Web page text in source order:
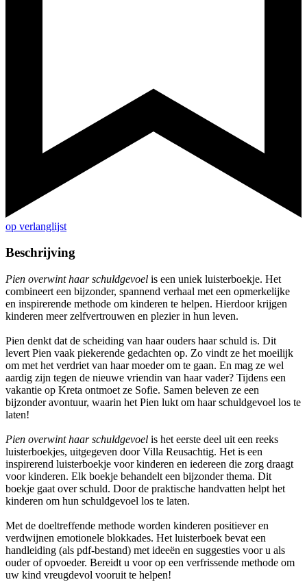
op verlanglijst
Beschrijving
Pien overwint haar schuldgevoel is een uniek luisterboekje. Het
combineert een bijzonder, spannend verhaal met een opmerkelijke
en inspirerende methode om kinderen te helpen. Hierdoor krijgen
kinderen meer zelfvertrouwen en plezier in hun leven.
Pien denkt dat de scheiding van haar ouders haar schuld is. Dit
levert Pien vaak piekerende gedachten op. Zo vindt ze het moeilijk
om met het verdriet van haar moeder om te gaan. En mag ze wel
aardig zijn tegen de nieuwe vriendin van haar vader? Tijdens een
vakantie op Kreta ontmoet ze Sofie. Samen beleven ze een
bijzonder avontuur, waarin het Pien lukt om haar schuldgevoel los te
laten!
Pien overwint haar schuldgevoel is het eerste deel uit een reeks
luisterboekjes, uitgegeven door Villa Reusachtig. Het is een
inspirerend luisterboekje voor kinderen en iedereen die zorg draagt
voor kinderen. Elk boekje behandelt een bijzonder thema. Dit
boekje gaat over schuld. Door de praktische handvatten helpt het
kinderen om hun schuldgevoel los te laten.
Met de doeltreffende methode worden kinderen positiever en
verdwijnen emotionele blokkades. Het luisterboek bevat een
handleiding (als pdf-bestand) met ideeën en suggesties voor u als
ouder of opvoeder. Bereidt u voor op een verfrissende methode om
uw kind vreugdevol vooruit te helpen!